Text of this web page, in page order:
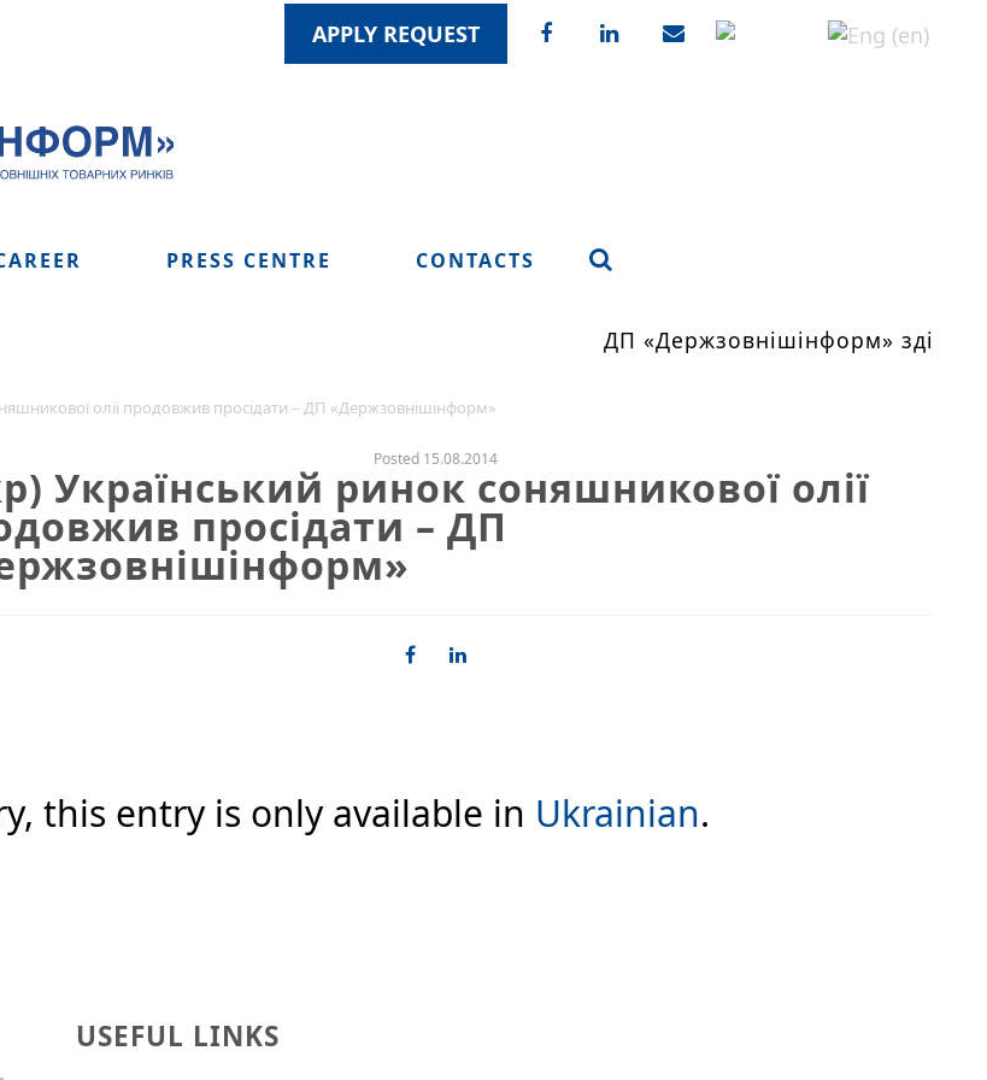
APPLY REQUEST
PRESS CENTRE CONTACTS
ДП «Держзовнішінформ»
олії продовжив просідати – ДП «Держзовнішінформ»
Posted 15.08.2014
Український ринок соняшникової олії
просідати – ДП
this entry is only available in Ukrainian.
USEFUL LINKS